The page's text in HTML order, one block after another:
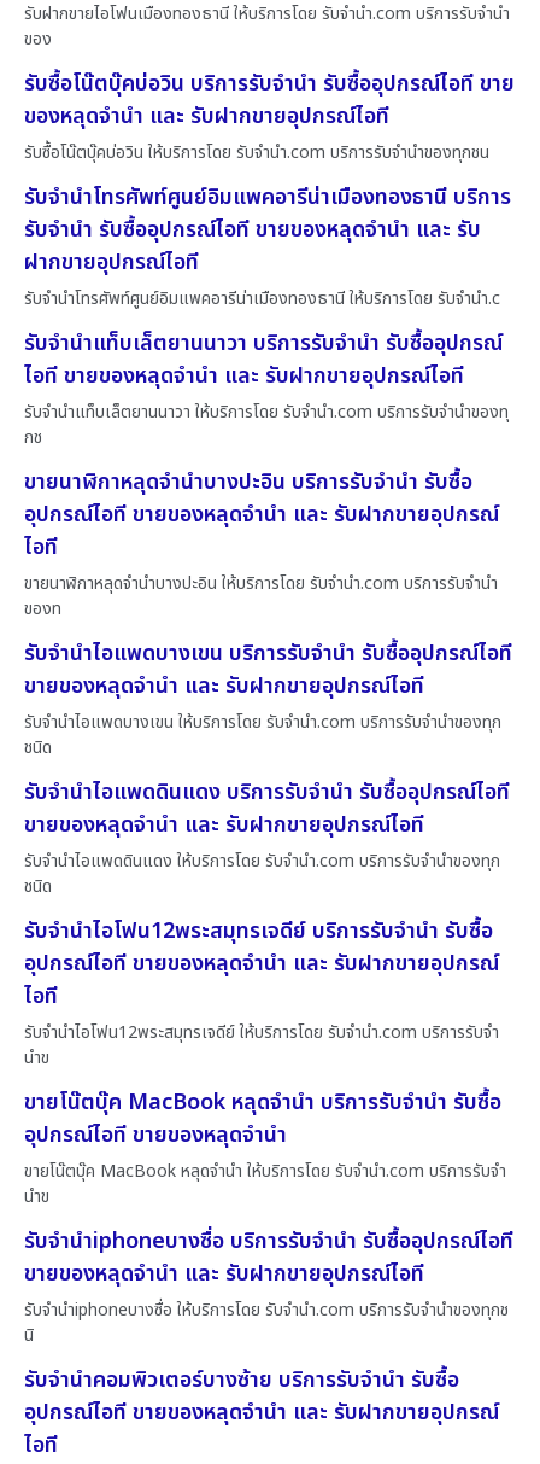
รับฝากขายไอโฟนเมืองทองธานี ให้บริการโดย รับจํานํา.com บริการรับจำนำ
ของ
รับซื้อโน๊ตบุ๊คบ่อวิน บริการรับจำนำ รับซื้ออุปกรณ์ไอที ขาย
ของหลุดจำนำ และ รับฝากขายอุปกรณ์ไอที
รับซื้อโน๊ตบุ๊คบ่อวิน ให้บริการโดย รับจํานํา.com บริการรับจำนำของทุกชน
รับจำนำโทรศัพท์ศูนย์อิมแพคอารีน่าเมืองทองธานี บริการ
รับจำนำ รับซื้ออุปกรณ์ไอที ขายของหลุดจำนำ และ รับ
ฝากขายอุปกรณ์ไอที
รับจำนำโทรศัพท์ศูนย์อิมแพคอารีน่าเมืองทองธานี ให้บริการโดย รับจํานํา.c
รับจำนำแท็บเล็ตยานนาวา บริการรับจำนำ รับซื้ออุปกรณ์
ไอที ขายของหลุดจำนำ และ รับฝากขายอุปกรณ์ไอที
รับจำนำแท็บเล็ตยานนาวา ให้บริการโดย รับจํานํา.com บริการรับจำนำของทุ
กช
ขายนาฬิกาหลุดจำนำบางปะอิน บริการรับจำนำ รับซื้อ
อุปกรณ์ไอที ขายของหลุดจำนำ และ รับฝากขายอุปกรณ์
ไอที
ขายนาฬิกาหลุดจำนำบางปะอิน ให้บริการโดย รับจํานํา.com บริการรับจำนำ
ของท
รับจำนำไอแพดบางเขน บริการรับจำนำ รับซื้ออุปกรณ์ไอที
ขายของหลุดจำนำ และ รับฝากขายอุปกรณ์ไอที
รับจำนำไอแพดบางเขน ให้บริการโดย รับจํานํา.com บริการรับจำนำของทุก
ชนิด
รับจำนำไอแพดดินแดง บริการรับจำนำ รับซื้ออุปกรณ์ไอที
ขายของหลุดจำนำ และ รับฝากขายอุปกรณ์ไอที
รับจำนำไอแพดดินแดง ให้บริการโดย รับจํานํา.com บริการรับจำนำของทุก
ชนิด
รับจำนำไอโฟน12พระสมุทรเจดีย์ บริการรับจำนำ รับซื้อ
อุปกรณ์ไอที ขายของหลุดจำนำ และ รับฝากขายอุปกรณ์
ไอที
รับจำนำไอโฟน12พระสมุทรเจดีย์ ให้บริการโดย รับจํานํา.com บริการรับจำ
นำข
ขายโน๊ตบุ๊ค MacBook หลุดจำนำ บริการรับจำนำ รับซื้อ
อุปกรณ์ไอที ขายของหลุดจำนำ
ขายโน๊ตบุ๊ค MacBook หลุดจำนำ ให้บริการโดย รับจํานํา.com บริการรับจำ
นำข
รับจำนำiphoneบางซื่อ บริการรับจำนำ รับซื้ออุปกรณ์ไอที
ขายของหลุดจำนำ และ รับฝากขายอุปกรณ์ไอที
รับจำนำiphoneบางซื่อ ให้บริการโดย รับจํานํา.com บริการรับจำนำของทุกช
นิ
รับจำนำคอมพิวเตอร์บางซ้าย บริการรับจำนำ รับซื้อ
อุปกรณ์ไอที ขายของหลุดจำนำ และ รับฝากขายอุปกรณ์
ไอที